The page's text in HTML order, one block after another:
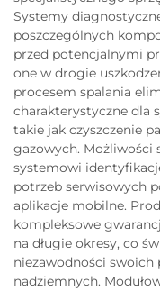
Systemy
poszczególnych
przed potencjalnymi
one w drogie
procesem spalania
charakterystyczne dla
takie jak czyszczenie
gazowych.
systemowi
potrzeb serwisowych
aplikacje mobilne.
kompleksowe
na długie okresy, co
niezawodności swoich
nadziemnych.